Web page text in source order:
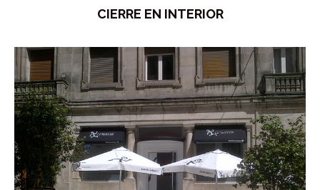
CIERRE EN INTERIOR